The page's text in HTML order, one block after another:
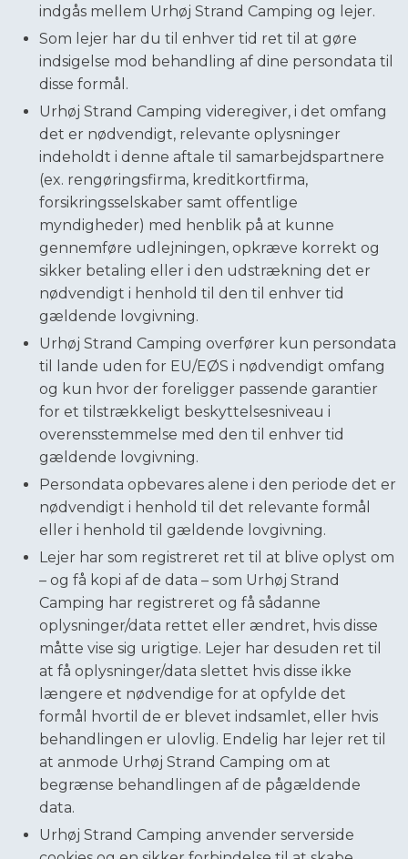
indgås mellem Urhøj Strand Camping og lejer.
Som lejer har du til enhver tid ret til at gøre
indsigelse mod behandling af dine persondata til
disse formål.
Urhøj Strand Camping videregiver, i det omfang
det er nødvendigt, relevante oplysninger
indeholdt i denne aftale til samarbejdspartnere
(ex. rengøringsfirma, kreditkortfirma,
forsikringsselskaber samt offentlige
myndigheder) med henblik på at kunne
gennemføre udlejningen, opkræve korrekt og
sikker betaling eller i den udstrækning det er
nødvendigt i henhold til den til enhver tid
gældende lovgivning.
Urhøj Strand Camping overfører kun persondata
til lande uden for EU/EØS i nødvendigt omfang
og kun hvor der foreligger passende garantier
for et tilstrækkeligt beskyttelsesniveau i
overensstemmelse med den til enhver tid
gældende lovgivning.
Persondata opbevares alene i den periode det er
nødvendigt i henhold til det relevante formål
eller i henhold til gældende lovgivning.
Lejer har som registreret ret til at blive oplyst om
– og få kopi af de data – som Urhøj Strand
Camping har registreret og få sådanne
oplysninger/data rettet eller ændret, hvis disse
måtte vise sig urigtige. Lejer har desuden ret til
at få oplysninger/data slettet hvis disse ikke
længere et nødvendige for at opfylde det
formål hvortil de er blevet indsamlet, eller hvis
behandlingen er ulovlig. Endelig har lejer ret til
at anmode Urhøj Strand Camping om at
begrænse behandlingen af de pågældende
data.
Urhøj Strand Camping anvender serverside